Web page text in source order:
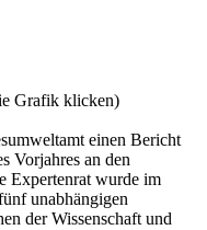
Grafik klicken)
einen Bericht
Vorjahres an den
Expertenrat wurde im
unabhängigen
der Wissenschaft und